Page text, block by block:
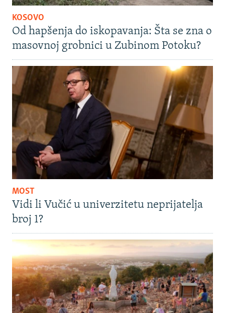
KOSOVO
Od hapšenja do iskopavanja: Šta se zna o
masovnoj grobnici u Zubinom Potoku?
MOST
Vidi li Vučić u univerzitetu neprijatelja
broj 1?